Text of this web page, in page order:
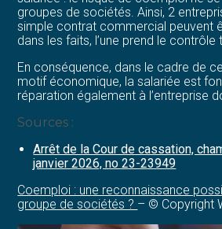
groupes de sociétés. Ainsi, 2
simple contrat commercial peuvent
dans les faits, l’une prend le contrôle
En conséquence, dans le cadre de
motif économique, la salariée est
réparation également à l’entreprise
Sources :
Arrêt de la Cour de cassation,
janvier 2026, no 23-23949
Coemploi : une reconnaissance
groupe de sociétés ? – © Copyright